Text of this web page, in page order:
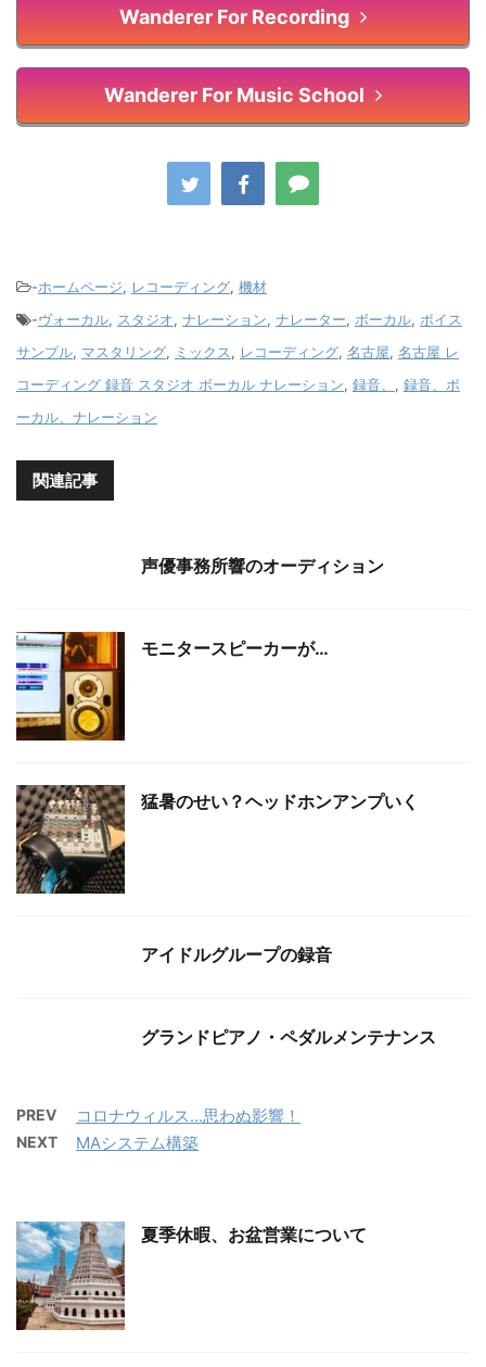
Wanderer For Recording
Wanderer For Music School
-ホームページ, レコーディング, 機材
-ヴォーカル, スタジオ, ナレーション, ナレーター, ボーカル, ボイス
サンプル, マスタリング, ミックス, レコーディング, 名古屋, 名古屋 レ
コーディング 録音 スタジオ ボーカル ナレーション, 録音、 , 録音、ボ
ーカル、ナレーション
関連記事
声優事務所響のオーディション
モニタースピーカーが…
猛暑のせい？ヘッドホンアンプいく
アイドルグループの録音
グランドピアノ・ペダルメンテナンス
PREV コロナウィルス…思わぬ影響！
NEXT MAシステム構築
夏季休暇、お盆営業について